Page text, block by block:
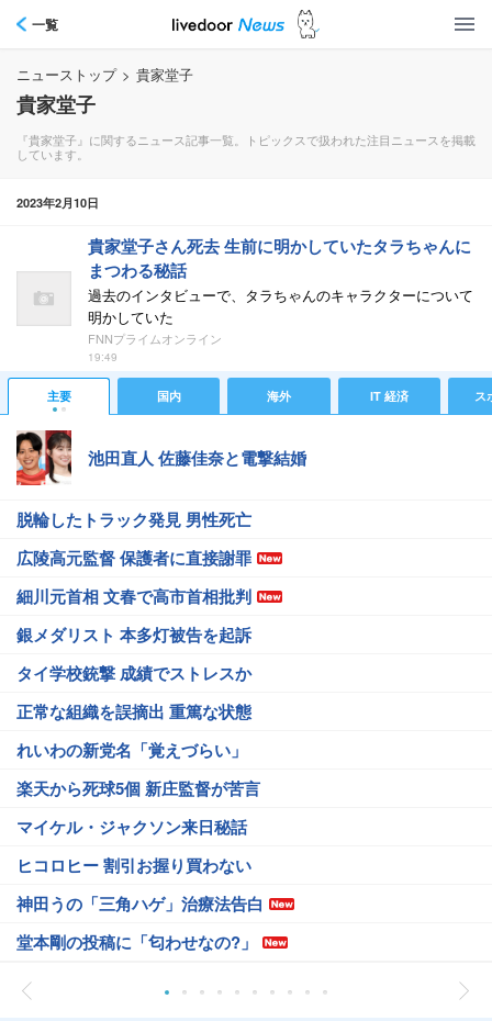
一覧
ニューストップ > 貴家堂子
貴家堂子
『貴家堂子』に関するニュース記事一覧。トピックスで扱われた注目ニュースを掲載
しています。
2023年2月10日
貴家堂子さん死去 生前に明かしていたタラちゃんに
まつわる秘話
過去のインタビューで、タラちゃんのキャラクターについて
明かしていた
FNNプライムオンライン
19:49
主要 国内 海外 IT 経済 ス
池田直人 佐藤佳奈と電撃結婚
脱輪したトラック発見 男性死亡
広陵高元監督 保護者に直接謝罪
細川元首相 文春で高市首相批判
銀メダリスト 本多灯被告を起訴
タイ学校銃撃 成績でストレスか
正常な組織を誤摘出 重篤な状態
れいわの新党名「覚えづらい」
楽天から死球5個 新庄監督が苦言
マイケル・ジャクソン来日秘話
ヒコロヒー 割引お握り買わない
神田うの「三角ハゲ」治療法告白
堂本剛の投稿に「匂わせなの?」